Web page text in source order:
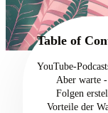
02
Über
Table of
YouTube-
Aber warte
Folgen
Vorteile der